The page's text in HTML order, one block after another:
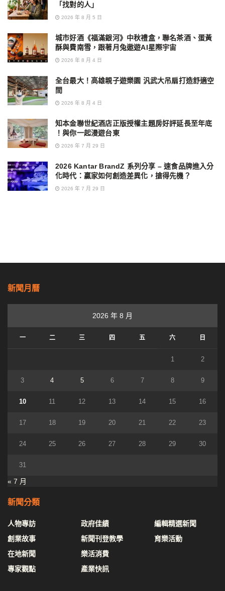
「找對的人」
2026 年 8 月 5 日
城市好酒《福滿銀河》中秋禮盒，聯名茶酒、蛋黃
酥與費南雪，跟著月兔遨遊AI星際宇宙
2026 年 8 月 4 日
全台最大！高雄親子遊樂園 汎武大吊扇打造舒適空
間
2026 年 8 月 4 日
知本金聯世紀酒店正版授權主題房好評延長至年底
！與你一起漫遊台東
2026 年 7 月 29 日
2026 Kantar BrandZ 系列分享 – 速食品牌進入分
化時代：贏家如何創造差異化，搶得先機？
2026 年 7 月 29 日
新聞月曆
2026 年 8 月
一 二 三 四 五 六 日
1 2
3 4 5 6 7 8 9
10 11 12 13 14 15 16
17 18 19 20 21 22 23
24 25 26 27 28 29 30
31
« 7 月
新聞分類
人物專訪
創業故事
在地新聞
專家觀點
政府佳績
新聞刊登教學
樂活消費
產業快訊
編輯精選新聞
育樂活動